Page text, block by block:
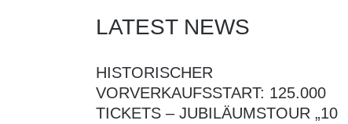
LATEST NEWS
HISTORISCHER
VORVERKAUFSSTART: 125.000
TICKETS – JUBILÄUMSTOUR „10